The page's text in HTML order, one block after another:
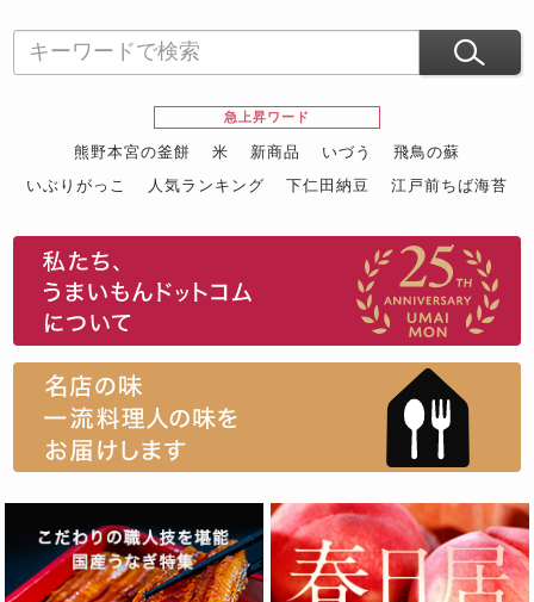
急上昇ワード
熊野本宮の釜餅 米 新商品 いづう
飛鳥の蘇
いぶりがっこ
人気ランキング 下仁田納豆
江戸前ちば海苔